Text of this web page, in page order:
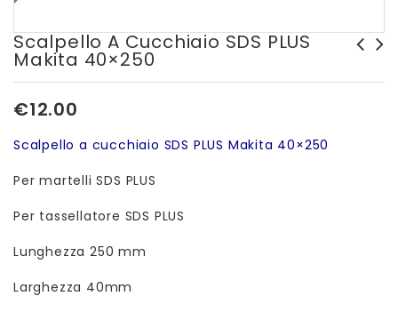
Scalpello A Cucchiaio SDS PLUS
Makita 40×250
€12.00
Scalpello a cucchiaio SDS PLUS Makita 40×250
Per martelli SDS PLUS
Per tassellatore SDS PLUS
Lunghezza 250 mm
Larghezza 40mm